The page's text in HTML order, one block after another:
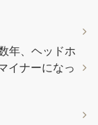
年、ヘッドホ
イナーになっ